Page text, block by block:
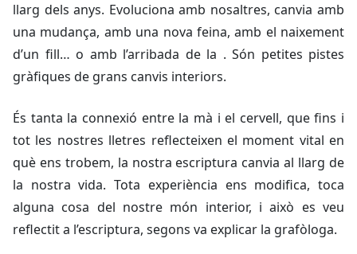
llarg dels anys. Evoluciona amb nosaltres, canvia amb
una mudança, amb una nova feina, amb el naixement
d’un fill… o amb l’arribada de la . Són petites pistes
gràfiques de grans canvis interiors.
És tanta la connexió entre la mà i el cervell, que fins i
tot les nostres lletres reflecteixen el moment vital en
què ens trobem, la nostra escriptura canvia al llarg de
la nostra vida. Tota experiència ens modifica, toca
alguna cosa del nostre món interior, i això es veu
reflectit a l’escriptura, segons va explicar la grafòloga.